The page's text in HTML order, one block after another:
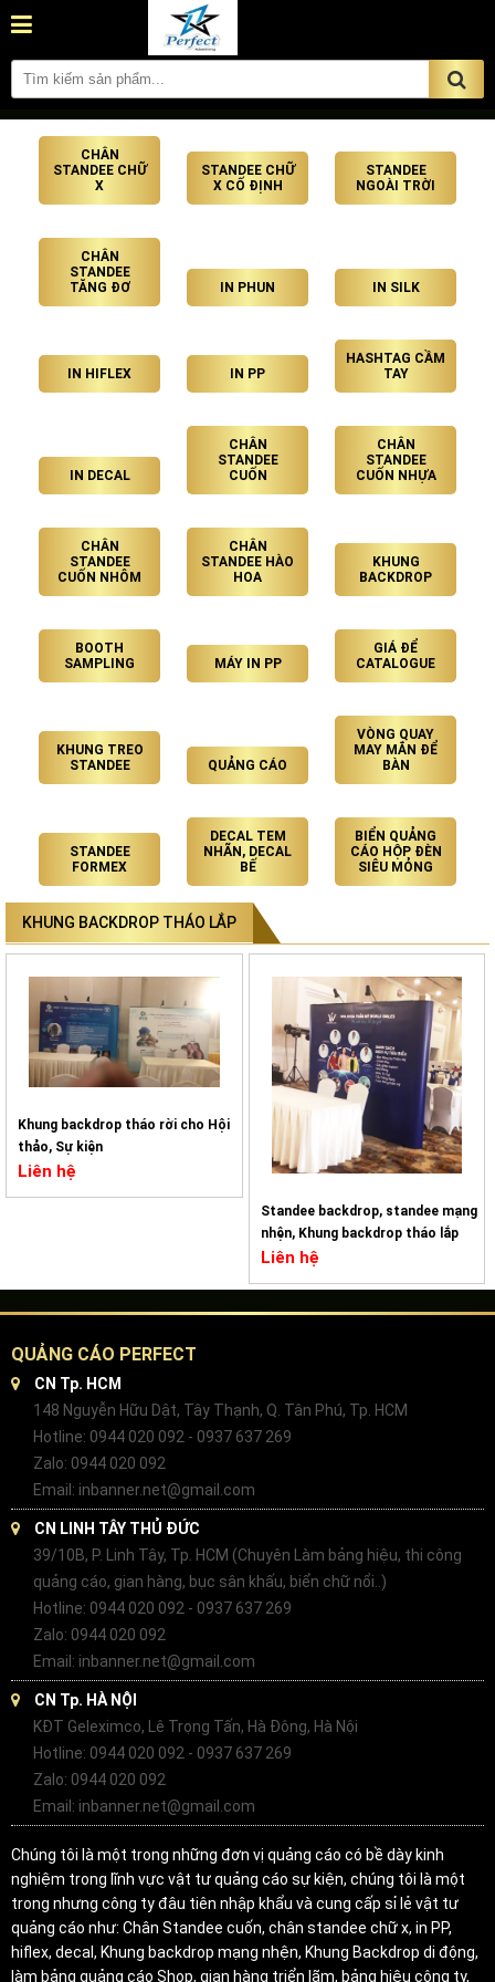
CHÂN
STANDEE CHỮ
X
STANDEE CHỮ
X CỐ ĐỊNH
STANDEE
NGOÀI TRỜI
CHÂN
STANDEE
TĂNG ĐƠ
IN PHUN IN SILK
IN HIFLEX IN PP
HASHTAG CẦM
TAY
IN DECAL
CHÂN
STANDEE
CUỐN
CHÂN
STANDEE
CUỐN NHỰA
CHÂN
STANDEE
CUỐN NHÔM
CHÂN
STANDEE HÀO
HOA
KHUNG
BACKDROP
BOOTH
SAMPLING
MÁY IN PP
GIÁ ĐỂ
CATALOGUE
KHUNG TREO
STANDEE
QUẢNG CÁO
VÒNG QUAY
MAY MẮN ĐỂ
BÀN
STANDEE
FORMEX
DECAL TEM
NHÃN, DECAL
BẾ
BIỂN QUẢNG
CÁO HỘP ĐÈN
SIÊU MỎNG
KHUNG BACKDROP THÁO LẮP
Khung backdrop tháo rời cho Hội
thảo, Sự kiện
Liên hệ
Standee backdrop, standee mạng
nhện, Khung backdrop tháo lắp
Liên hệ
QUẢNG CÁO PERFECT
CN Tp. HCM
148 Nguyễn Hữu Dật, Tây Thạnh, Q. Tân Phú, Tp. HCM
Hotline: 0944 020 092 - 0937 637 269
Zalo: 0944 020 092
Email: inbanner.net@gmail.com
CN LINH TÂY THỦ ĐỨC
39/10B, P. Linh Tây, Tp. HCM (Chuyên Làm bảng hiệu, thi công
quảng cáo, gian hàng, bục sân khấu, biển chữ nổi..)
Hotline: 0944 020 092 - 0937 637 269
Zalo: 0944 020 092
Email: inbanner.net@gmail.com
CN Tp. HÀ NỘI
KĐT Geleximco, Lê Trọng Tấn, Hà Đông, Hà Nội
Hotline: 0944 020 092 - 0937 637 269
Zalo: 0944 020 092
Email: inbanner.net@gmail.com
Chúng tôi là một trong những đơn vị quảng cáo có bề dày kinh
nghiệm trong lĩnh vực vật tư quảng cáo sự kiện, chúng tôi là một
trong nhưng công ty đâu tiên nhập khẩu và cung cấp sỉ lẻ vật tư
quảng cáo như: Chân Standee cuốn, chân standee chữ x, in PP,
hiflex, decal, Khung backdrop mạng nhện, Khung Backdrop di động,
làm bảng quảng cáo Shop, gian hàng triển lãm, bảng hiệu công ty,